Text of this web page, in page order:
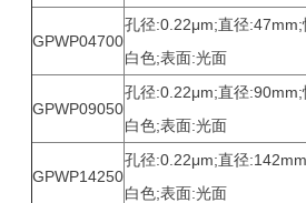
GPWP04700
孔径:0.22μm;直径
白色;表面:光面
GPWP09050
孔径:0.22μm;直径
白色;表面:光面
GPWP14250
孔径:0.22μm;直径
白色;表面:光面